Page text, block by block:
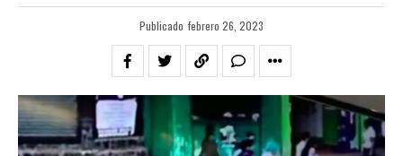
Publicado febrero 26, 2023